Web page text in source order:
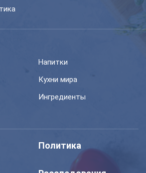
Напитки
Кухни мира
Ингредиенты
Политика